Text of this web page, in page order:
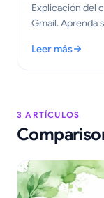
Explicación del
Gmail. Aprenda
electrónicos
Leer más
: Cumplimiento
3 ARTÍCULOS